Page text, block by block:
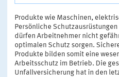
Produkte wie Maschinen,
Persönliche
dürfen Arbeitnehmer nicht
optimalen Schutz sorgen.
Produkte bilden somit eine
Arbeitsschutz im Betrieb. Die
Unfallversicherung hat in den